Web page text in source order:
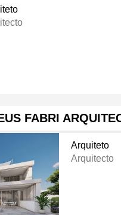
FABRI
Arquiteto
Arquitecto